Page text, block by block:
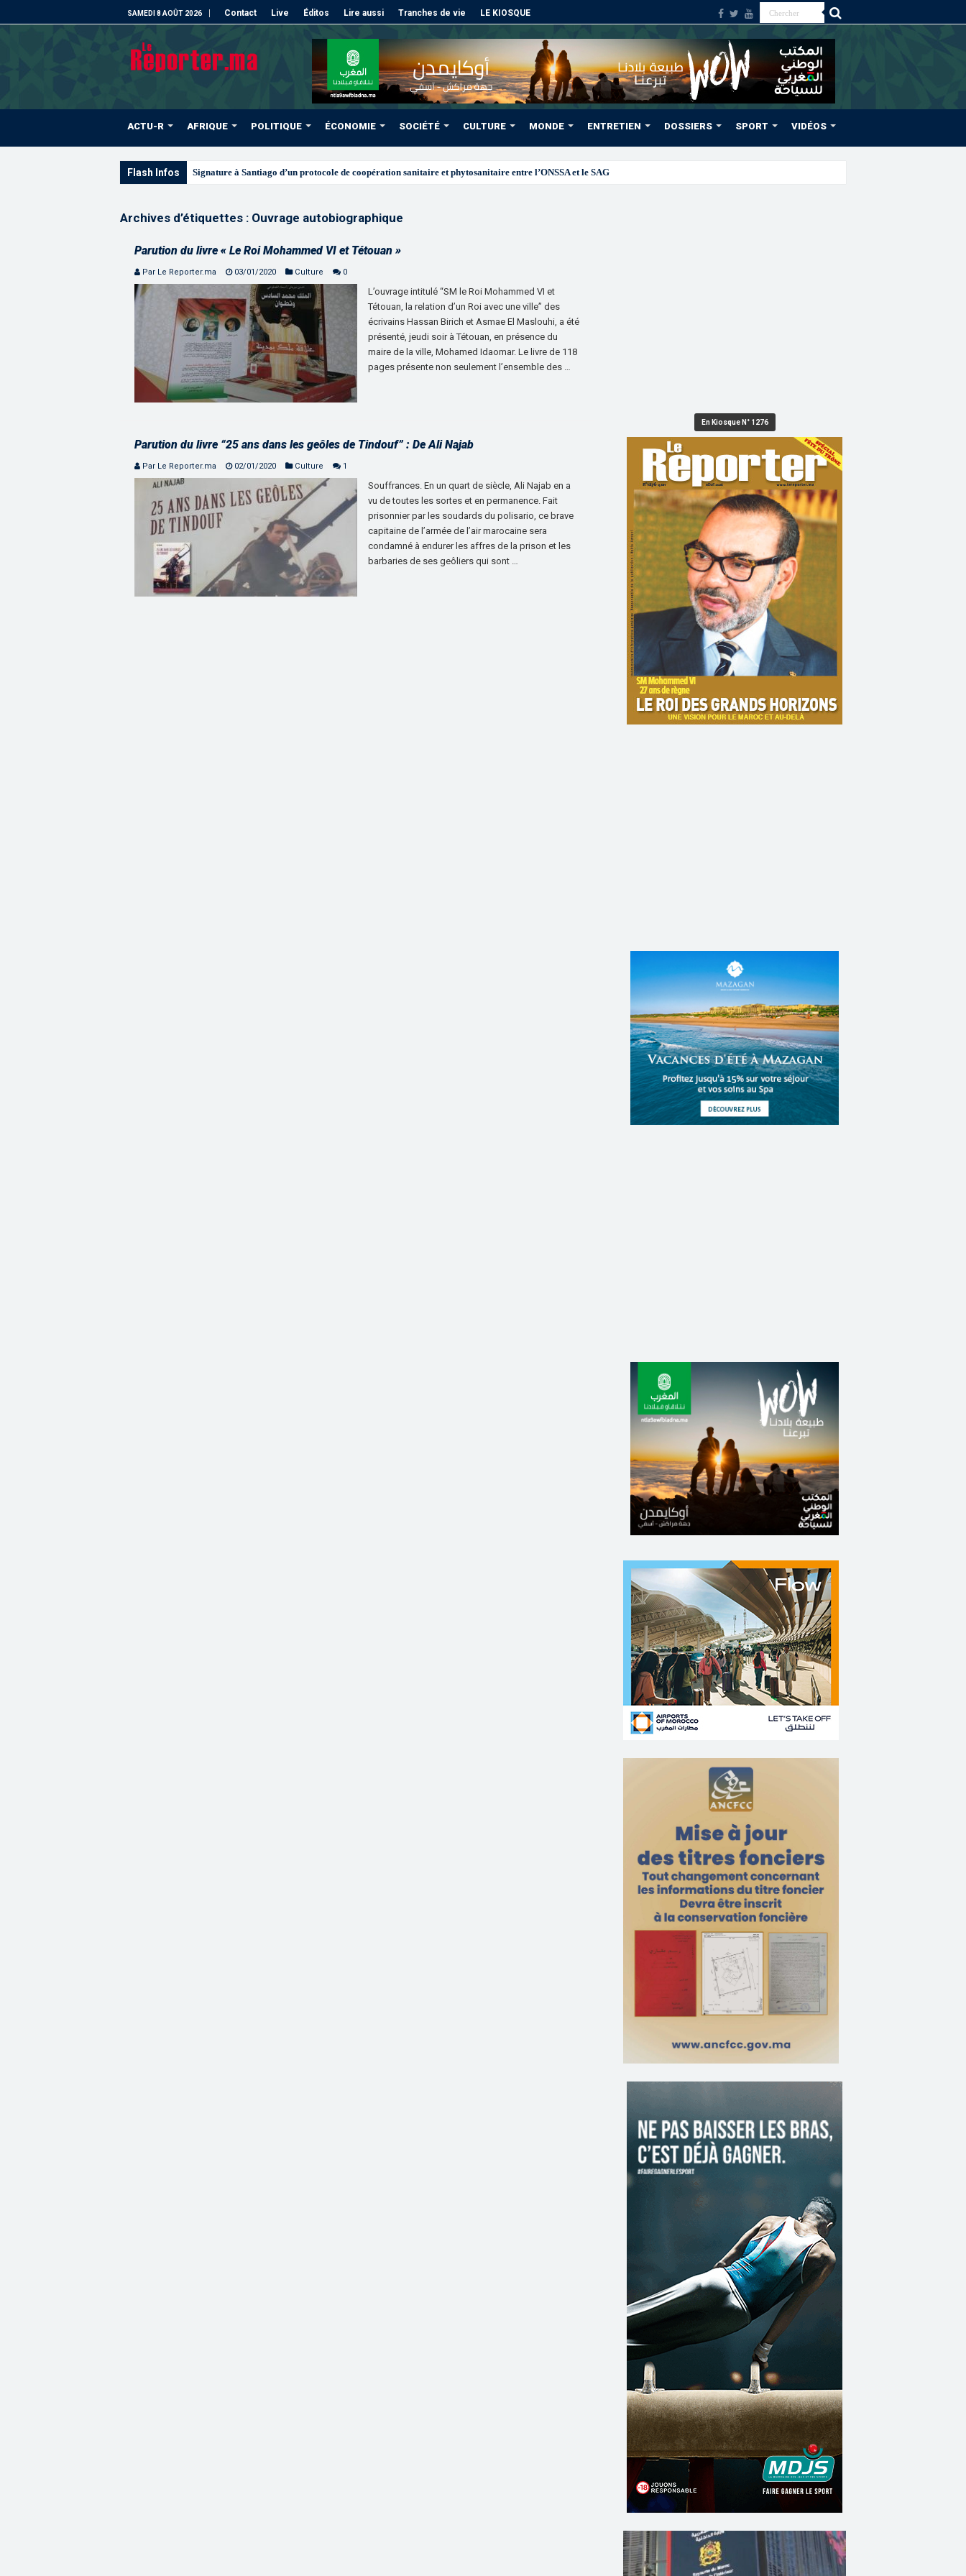
SAMEDI 8 AOÛT 2026 Contact Live Éditos Lire aussi Tranches de vie LE KIOSQUE
ACTU-R AFRIQUE POLITIQUE ÉCONOMIE SOCIÉTÉ CULTURE MONDE ENTRETIEN DOSSIERS SPORT VIDÉOS
Flash Infos Le
Archives d’étiquettes : Ouvrage autobiographique
Parution du livre « Le Roi Mohammed VI et Tétouan »
Par Le Reporter.ma 03/01/2020 Culture 0
L’ouvrage intitulé “SM le Roi Mohammed VI et
Tétouan, la relation d’un Roi avec une ville” des
écrivains Hassan Birich et Asmae El Maslouhi, a été
présenté, jeudi soir à Tétouan, en présence du
maire de la ville, Mohamed Idaomar. Le livre de 118
pages présente non seulement l’ensemble des …
Parution du livre “25 ans dans les geôles de Tindouf” : De Ali Najab
Par Le Reporter.ma 02/01/2020 Culture 1
Souffrances. En un quart de siècle, Ali Najab en a
vu de toutes les sortes et en permanence. Fait
prisonnier par les soudards du polisario, ce brave
capitaine de l’armée de l’air marocaine sera
condamné à endurer les affres de la prison et les
barbaries de ses geôliers qui sont …
En Kiosque N° 1276